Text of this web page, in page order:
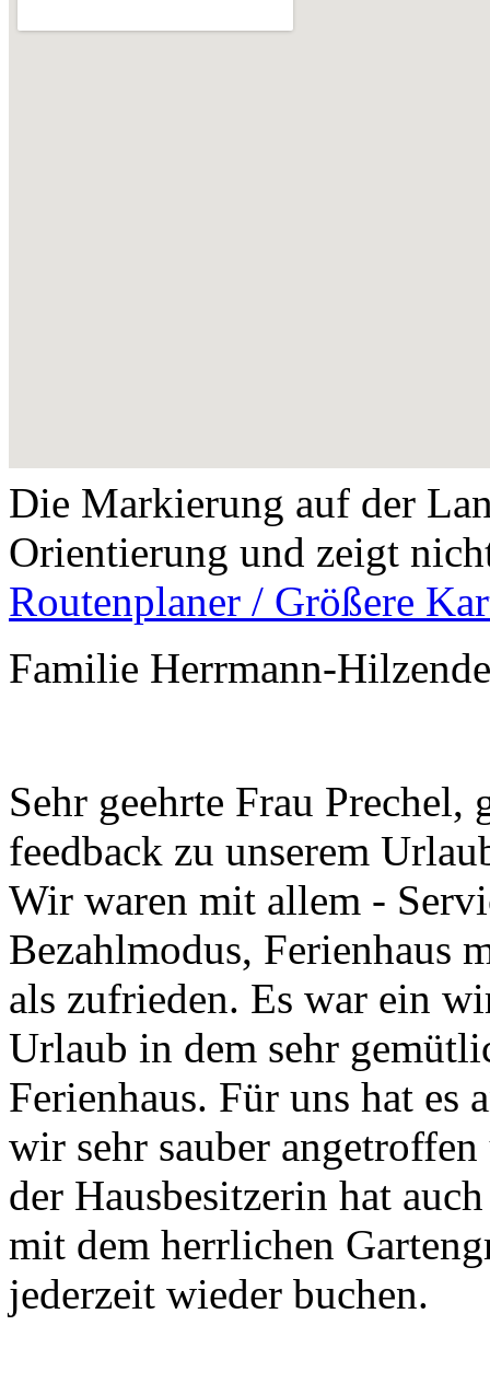
Die Markierung auf der
Orientierung und zeigt
Routenplaner / Größere
Familie Herrmann-
Sehr geehrte Frau
feedback zu unserem
Wir waren mit allem -
Bezahlmodus, Ferienhaus
als zufrieden. Es war ein
Urlaub in dem sehr
Ferienhaus. Für uns hat es
wir sehr sauber
der Hausbesitzerin hat
mit dem herrlichen
jederzeit wieder buchen.